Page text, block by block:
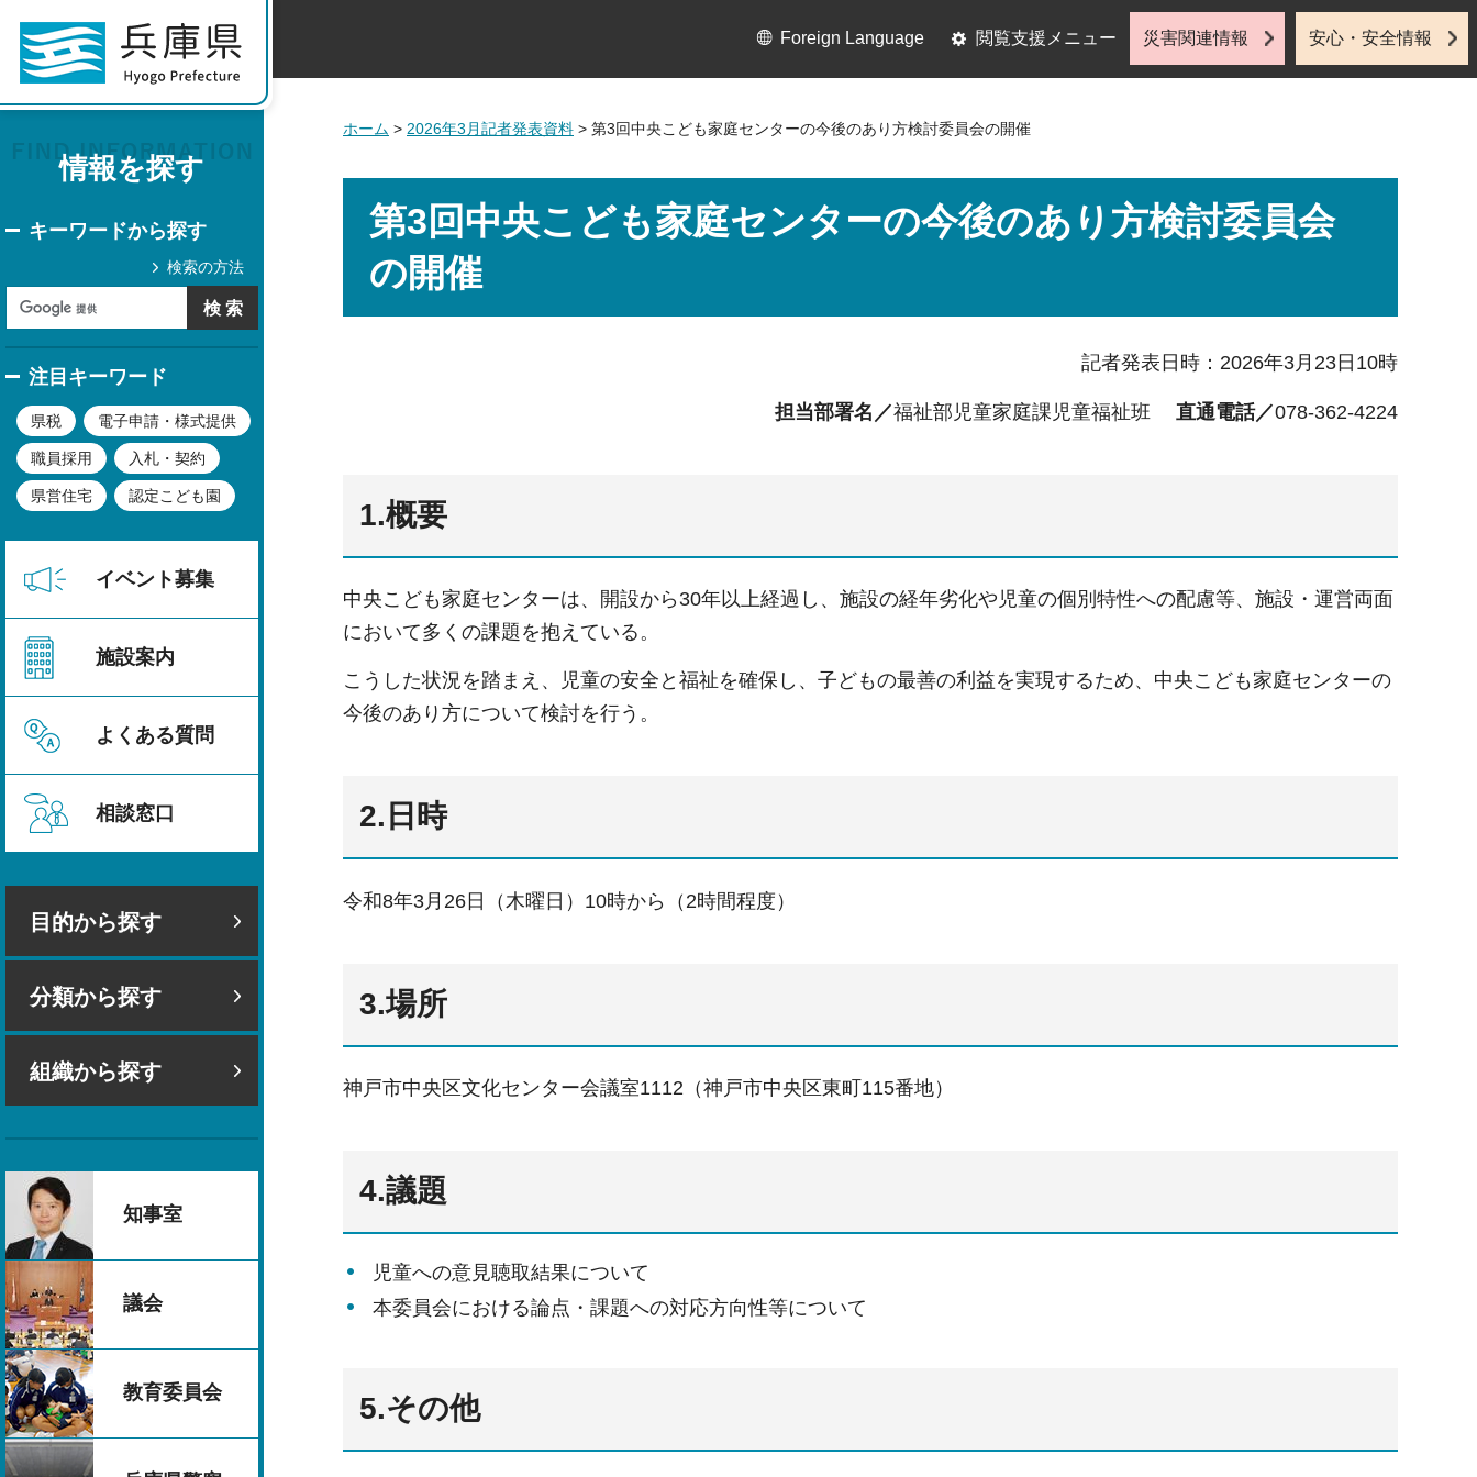
情報を探す
キーワードから探す
検索の方法
注目キーワード
県税 電子申請・様式提供
職員採用 入札・契約
県営住宅 認定こども園
イベント募集
施設案内
よくある質問
相談窓口
目的から探す
分類から探す
組織から探す
知事室
議会
教育委員会
Foreign Language 閲覧支援メニュー 災害関連情報 安心・安全情報
ホーム > 2026年3月記者発表資料 > 第3回中央こども家庭センターの今後のあり方検討委員会の開催
第3回中央こども家庭センターの今後のあり方検討委員会
の開催
記者発表日時：2026年3月23日10時
担当部署名／福祉部児童家庭課児童福祉班 直通電話／078-362-4224
1.概要
中央こども家庭センターは、開設から30年以上経過し、施設の経年劣化や児童の個別特性への配慮等、施設・運営両面
において多くの課題を抱えている。
こうした状況を踏まえ、児童の安全と福祉を確保し、子どもの最善の利益を実現するため、中央こども家庭センターの
今後のあり方について検討を行う。
2.日時
令和8年3月26日（木曜日）10時から（2時間程度）
3.場所
神戸市中央区文化センター会議室1112（神戸市中央区東町115番地）
4.議題
児童への意見聴取結果について
本委員会における論点・課題への対応方向性等について
5.その他